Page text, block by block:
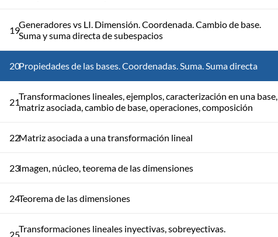
19Generadores vs LI. Dimensión. Coordenada. Cambio de base.
Suma y suma directa de subespacios
20Propiedades de las bases. Coordenadas. Suma. Suma directa
21Transformaciones lineales, ejemplos, caracterización en una base,
matriz asociada, cambio de base, operaciones, composición
22Matriz asociada a una transformación lineal
23Imagen, núcleo, teorema de las dimensiones
24Teorema de las dimensiones
25Transformaciones lineales inyectivas, sobreyectivas.